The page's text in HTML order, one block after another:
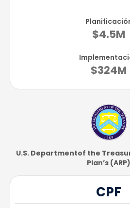
$4.5M
$324M
U.S. Department​of the
Plan’s (ARP)
CPF